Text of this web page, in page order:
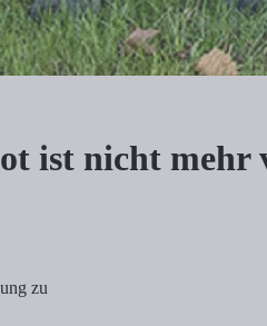
ist nicht mehr
zu